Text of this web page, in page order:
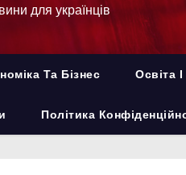
для українців
Та Бізнес Освіта
Політика